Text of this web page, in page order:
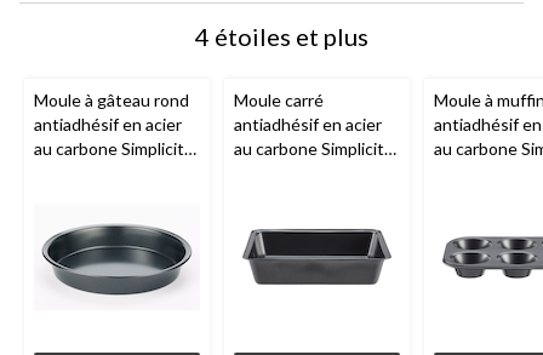
4 étoiles et plus
Moule à gâteau rond
antiadhésif en acier
au carbone Simplicité,
Moule carré
antiadhésif en acier
au carbone Simplicité,
Moule à
antiadhésif
au carbone